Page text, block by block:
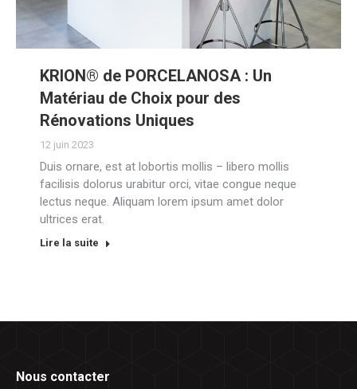
KRION® de PORCELANOSA : Un
Matériau de Choix pour des
Rénovations Uniques
12 juin 2023
Duis ornare, est at lobortis mollis – libero mollis
facilisis dolorus urabitur orci, vitae congue neque
lectus neque. Aliquam lorem ipsum amet dolor
ultrices erat.
Lire la suite
Nous contacter